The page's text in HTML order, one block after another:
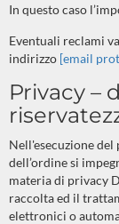
In questo caso
Eventuali reclami
indirizzo [email
Privacy –
Nell'esecuzione
dell’ordine si
materia di privacy
raccolta ed il
elettronici o